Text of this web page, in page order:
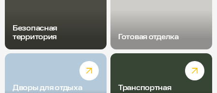
Безопасная
территория
Готовая отделка
Дворы для отдыха
Транспортная